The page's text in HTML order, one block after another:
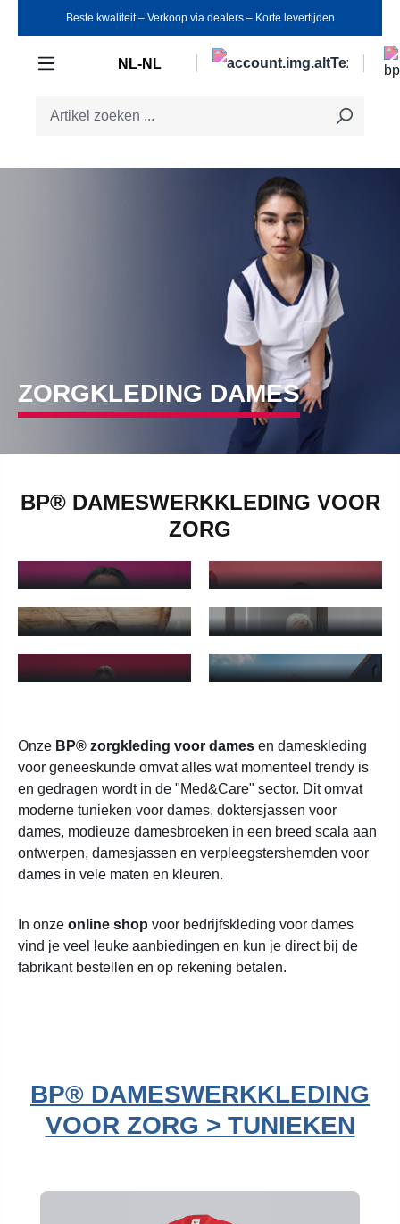
Ga naar de hoofdinhoud
Beste kwaliteit ‒ Verkoop via dealers ‒ Korte levertijden
NL-NL
ZORGKLEDING DAMES
BP® DAMESWERKKLEDING VOOR
ZORG
TUNIEKEN VOOR
Tunieken voor dames - Meer informatie
BROEKEN VOOR
Broeken voor dames - Meer
DAMESBLOUSES
Damesblouses - Meer informatie
DOKTERSJASSEN
VOOR DAMES
Doktersjassen voor dames -
POLOSHIRTS VOOR
DAMES
Poloshirts voor dames - Meer informatie
JACKS VOOR
DAMES
Jacks voor dames - Meer
Onze BP® zorgkleding voor dames en dameskleding
voor geneeskunde omvat alles wat momenteel trendy is
en gedragen wordt in de "Med&Care" sector. Dit omvat
moderne tunieken voor dames, doktersjassen voor
dames, modieuze damesbroeken in een breed scala aan
ontwerpen, damesjassen en verpleegstershemden voor
dames in vele maten en kleuren.
In onze online shop voor bedrijfskleding voor dames
vind je veel leuke aanbiedingen en kun je direct bij de
fabrikant bestellen en op rekening betalen.
BP® DAMESWERKKLEDING
VOOR ZORG > TUNIEKEN
Productgalerij overslaan